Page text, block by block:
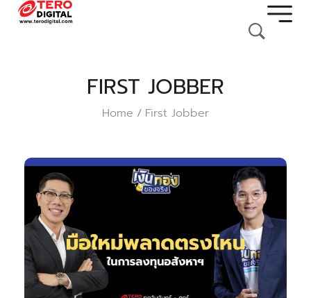
FIRST JOBBER
Home / First Jobber